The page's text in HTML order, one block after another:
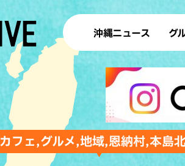
沖縄ニュース グ
ラ
テイ
すし
沖
カフェ,グルメ,地域,恩納村,本島